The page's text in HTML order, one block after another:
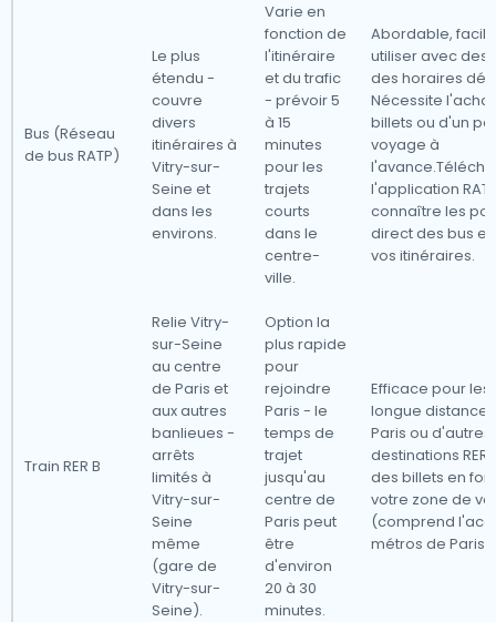
Bus (Réseau
de bus RATP)
Le plus
étendu -
couvre
divers
itinéraires à
Vitry-sur-
Seine et
dans les
environs.
Varie en
fonction de
l'itinéraire
et du trafic
- prévoir 5
à 15
minutes
pour les
trajets
courts
dans le
centre-
ville.
Abordable,
utiliser avec des
des horaires
Nécessite
billets ou d'un
voyage à
l'application
connaître les
direct des bus
vos itinéraires.
Train RER B
Relie Vitry-
sur-Seine
au centre
de Paris et
aux autres
banlieues -
arrêts
limités à
Vitry-sur-
Seine
même
(gare de
Vitry-sur-
Seine).
Option la
plus rapide
pour
rejoindre
Paris - le
temps de
trajet
jusqu'au
centre de
Paris peut
être
d'environ
20 à 30
minutes.
Efficace pour
longue distance
Paris ou d'autres
destinations
des billets en
votre zone de
(comprend
métros de Paris).